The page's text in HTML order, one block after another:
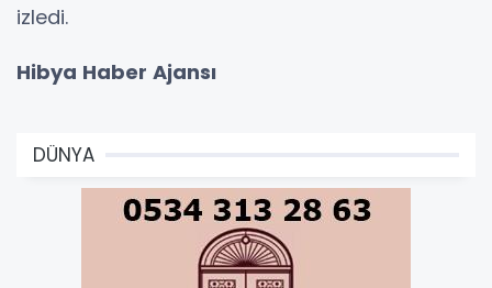
izledi.
Hibya Haber Ajansı
DÜNYA